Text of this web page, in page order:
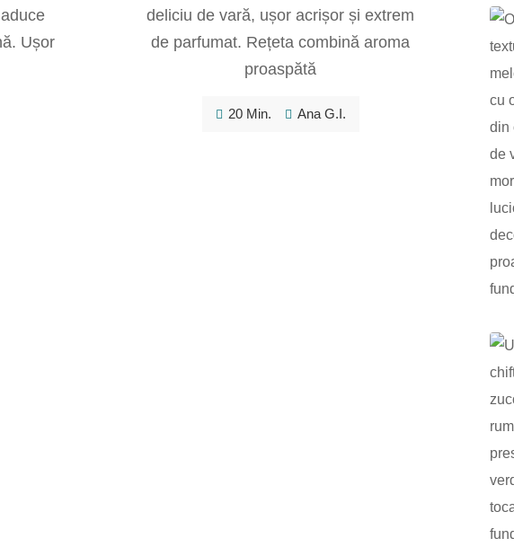
Ușor
deliciu de vară, ușor acrișor și extrem
de parfumat. Rețeta combină aroma
proaspătă
20 Min. Ana G.I.